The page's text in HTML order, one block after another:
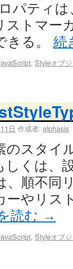
パティ
ストマー
きる。 続
, Styleオブ
日 作成者: alphasis
のスタイ
しくは、
、順不同
ーやリス
読む →
, Styleオブ